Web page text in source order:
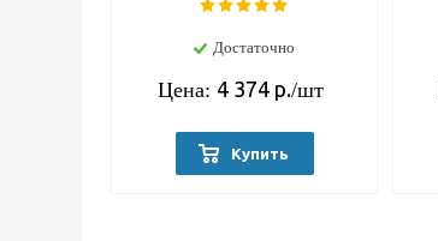
Достаточно
Цена: 4 374р./шт
Купить